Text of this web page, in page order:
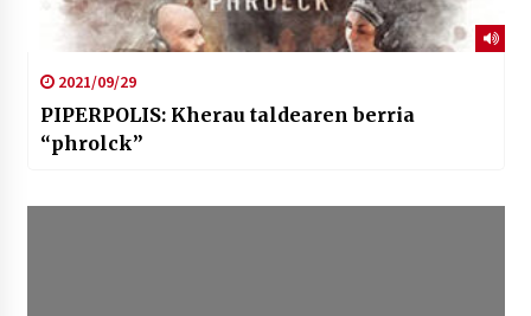
2021/09/29
PIPERPOLIS: Kherau taldearen berria
“phrolck”